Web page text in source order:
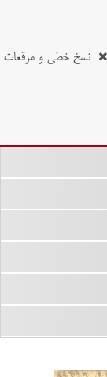
نسخ خطی و مرقعات